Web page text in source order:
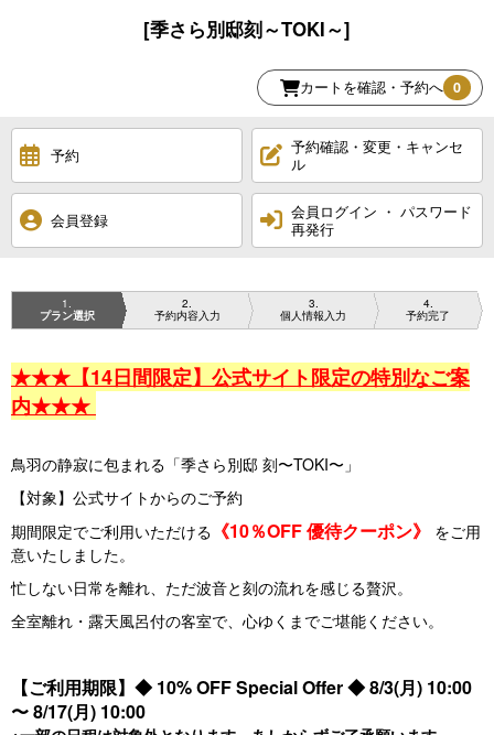
[季さら別邸刻～TOKI～]
カートを確認・予約へ 0
予約
予約確認・変更・キャンセ
ル
会員登録
会員ログイン ・ パスワード
再発行
1
プラン選択
2
予約内容入力
3
個人情報入力
4
予約完了
★★★【14日間限定】公式サイト限定の特別なご案
内★★★
鳥羽の静寂に包まれる「季さら別邸 刻〜TOKI〜」
【対象】公式サイトからのご予約
期間限定でご利用いただける 《10％OFF 優待クーポン》
をご用
意いたしました。
忙しない日常を離れ、ただ波音と刻の流れを感じる贅沢。
全室離れ・露天風呂付の客室で、心ゆくまでご堪能ください。 ⁡
【ご利用期限】◆ 10% OFF Special Offer ◆ 8/3(月) 10:00
〜 8/17(月) 10:00